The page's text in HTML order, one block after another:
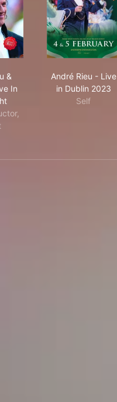
&
In
André Rieu - Live
in Dublin 2023
Self